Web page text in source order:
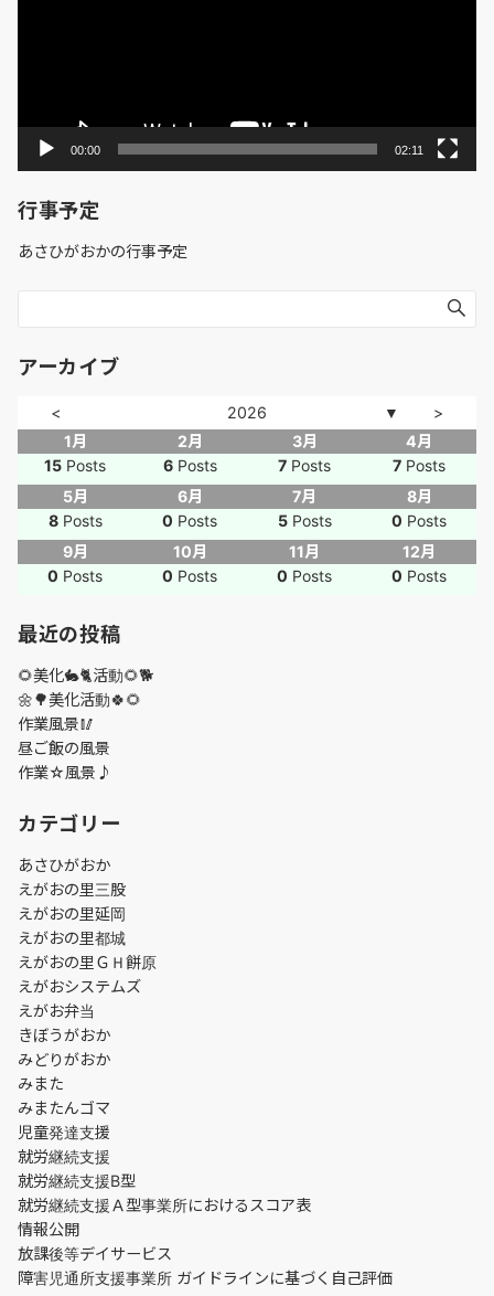
00:00 02:11
行事予定
あさひがおかの行事予定
アーカイブ
< 2026 ▼
>
1月
15 Posts
2月
6 Posts
3月
7 Posts
4月
7 Posts
5月
8 Posts
6月
0 Posts
7月
5 Posts
8月
0 Posts
9月
0 Posts
10月
0 Posts
11月
0 Posts
12月
0 Posts
最近の投稿
🌻美化🐇🐈活動🌻🐕
🌼🌳美化活動🍀🌻
作業風景🥢
昼ご飯の風景
作業☆風景♪
カテゴリー
あさひがおか
えがおの里三股
えがおの里延岡
えがおの里都城
えがおの里ＧＨ餅原
えがおシステムズ
えがお弁当
きぼうがおか
みどりがおか
みまた
みまたんゴマ
児童発達支援
就労継続支援
就労継続支援B型
就労継続支援Ａ型事業所におけるスコア表
情報公開
放課後等デイサービス
障害児通所支援事業所 ガイドラインに基づく自己評価